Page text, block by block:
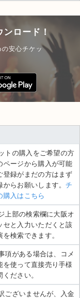
ロード！
安心チケッ
トの購入をご希望の方
ページから購入が可能
登録がまだの方はまず
からお願いします。チ
購入はこちら
上部の検索欄に大阪オ
セと入力いただくと該
を検索できます。
項がある場合は、コメ
を使って直接売り手様
ださい。
ございませんが、入金